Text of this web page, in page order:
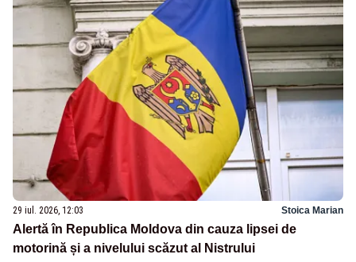
29 iul. 2026, 12:03 Stoica Marian
Alertă în Republica Moldova din cauza lipsei de
motorină și a nivelului scăzut al Nistrului